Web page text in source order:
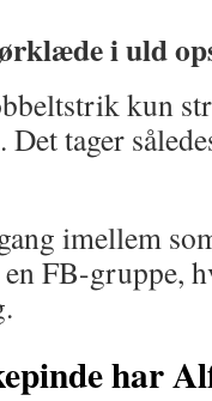
i uld
kun
tager
imellem
FB-gruppe,
har